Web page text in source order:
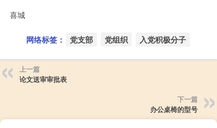
喜城
网络标签： 党支部 党组织 入党积极分子
上一篇
论文送审审批表
下一篇
办公桌椅的型号